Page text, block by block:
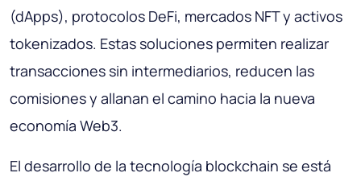
(dApps), protocolos DeFi, mercados NFT y activos
tokenizados. Estas soluciones permiten realizar
transacciones sin intermediarios, reducen las
comisiones y allanan el camino hacia la nueva
economía Web3.
El desarrollo de la tecnología blockchain se está